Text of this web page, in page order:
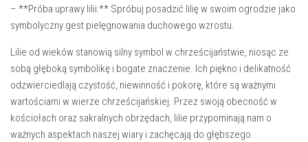
– **Próba uprawy lilii:** Spróbuj​ posadzić ‌lilię w swoim ogrodzie jako⁣
symbolyczny gest⁤ pielęgnowania duchowego wzrostu.
Lilie od wieków ⁤stanowią silny symbol w chrześcijaństwie, niosąc ze
sobą‍ głęboką symbolikę i‍ bogate znaczenie. Ich piękno i delikatność
‌odzwierciedlają czystość, ‌niewinność i pokorę, które‍ są ważnymi
wartościami w wierze chrześcijańskiej. Przez swoją obecność ‌w
kościołach⁤ oraz sakralnych obrzędach, lilie przypominają nam ⁢o
⁣ważnych aspektach naszej wiary i zachęcają do głębszego